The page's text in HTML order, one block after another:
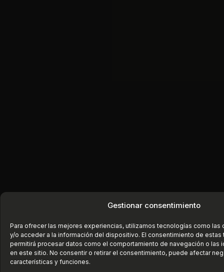
Gestionar consentimiento
Para ofrecer las mejores experiencias, utilizamos tecnologías como las
y/o acceder a la información del dispositivo. El consentimiento de
permitirá procesar datos como el comportamiento de navegación o las
en este sitio. No consentir o retirar el consentimiento, puede afectar
características y funciones.